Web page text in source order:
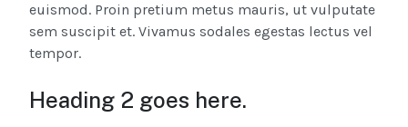
euismod. Proin pretium metus mauris, ut vulputate
sem suscipit et. Vivamus sodales egestas lectus vel
tempor.
Heading 2 goes here.